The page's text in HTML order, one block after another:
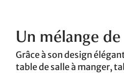
Un mélange
Grâce à son design
table de salle à manger,